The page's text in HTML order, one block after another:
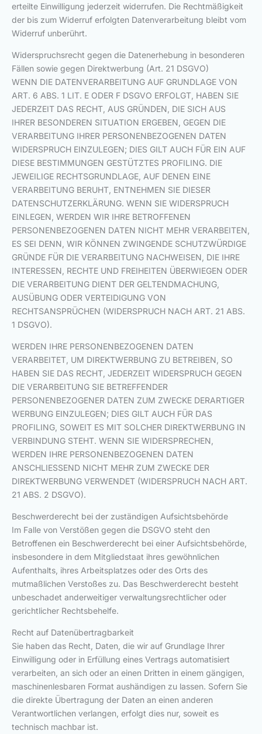
erteilte Einwilligung jederzeit widerrufen. Die Rechtmäßigkeit
der bis zum Widerruf erfolgten Datenverarbeitung bleibt vom
Widerruf unberührt.
Widerspruchsrecht gegen die Datenerhebung in besonderen
Fällen sowie gegen Direktwerbung (Art. 21 DSGVO)
WENN DIE DATENVERARBEITUNG AUF GRUNDLAGE VON
ART. 6 ABS. 1 LIT. E ODER F DSGVO ERFOLGT, HABEN SIE
JEDERZEIT DAS RECHT, AUS GRÜNDEN, DIE SICH AUS
IHRER BESONDEREN SITUATION ERGEBEN, GEGEN DIE
VERARBEITUNG IHRER PERSONENBEZOGENEN DATEN
WIDERSPRUCH EINZULEGEN; DIES GILT AUCH FÜR EIN AUF
DIESE BESTIMMUNGEN GESTÜTZTES PROFILING. DIE
JEWEILIGE RECHTSGRUNDLAGE, AUF DENEN EINE
VERARBEITUNG BERUHT, ENTNEHMEN SIE DIESER
DATENSCHUTZERKLÄRUNG. WENN SIE WIDERSPRUCH
EINLEGEN, WERDEN WIR IHRE BETROFFENEN
PERSONENBEZOGENEN DATEN NICHT MEHR VERARBEITEN,
ES SEI DENN, WIR KÖNNEN ZWINGENDE SCHUTZWÜRDIGE
GRÜNDE FÜR DIE VERARBEITUNG NACHWEISEN, DIE IHRE
INTERESSEN, RECHTE UND FREIHEITEN ÜBERWIEGEN ODER
DIE VERARBEITUNG DIENT DER GELTENDMACHUNG,
AUSÜBUNG ODER VERTEIDIGUNG VON
RECHTSANSPRÜCHEN (WIDERSPRUCH NACH ART. 21 ABS.
1 DSGVO).
WERDEN IHRE PERSONENBEZOGENEN DATEN
VERARBEITET, UM DIREKTWERBUNG ZU BETREIBEN, SO
HABEN SIE DAS RECHT, JEDERZEIT WIDERSPRUCH GEGEN
DIE VERARBEITUNG SIE BETREFFENDER
PERSONENBEZOGENER DATEN ZUM ZWECKE DERARTIGER
WERBUNG EINZULEGEN; DIES GILT AUCH FÜR DAS
PROFILING, SOWEIT ES MIT SOLCHER DIREKTWERBUNG IN
VERBINDUNG STEHT. WENN SIE WIDERSPRECHEN,
WERDEN IHRE PERSONENBEZOGENEN DATEN
ANSCHLIESSEND NICHT MEHR ZUM ZWECKE DER
DIREKTWERBUNG VERWENDET (WIDERSPRUCH NACH ART.
21 ABS. 2 DSGVO).
Beschwerde­recht bei der zuständigen Aufsichts­behörde
Im Falle von Verstößen gegen die DSGVO steht den
Betroffenen ein Beschwerderecht bei einer Aufsichtsbehörde,
insbesondere in dem Mitgliedstaat ihres gewöhnlichen
Aufenthalts, ihres Arbeitsplatzes oder des Orts des
mutmaßlichen Verstoßes zu. Das Beschwerderecht besteht
unbeschadet anderweitiger verwaltungsrechtlicher oder
gerichtlicher Rechtsbehelfe.
Recht auf Daten­übertrag­barkeit
Sie haben das Recht, Daten, die wir auf Grundlage Ihrer
Einwilligung oder in Erfüllung eines Vertrags automatisiert
verarbeiten, an sich oder an einen Dritten in einem gängigen,
maschinenlesbaren Format aushändigen zu lassen. Sofern Sie
die direkte Übertragung der Daten an einen anderen
Verantwortlichen verlangen, erfolgt dies nur, soweit es
technisch machbar ist.